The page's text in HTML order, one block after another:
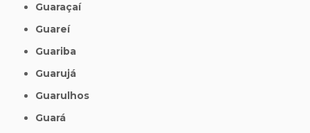
Guaraçaí
Guareí
Guariba
Guarujá
Guarulhos
Guará